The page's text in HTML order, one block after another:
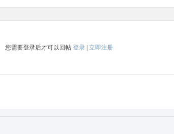
您需要登录后才可以回帖 登录| 立即注册